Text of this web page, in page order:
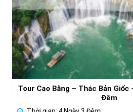
Tour Cao Bằng – Thác Bản Giốc
Đêm